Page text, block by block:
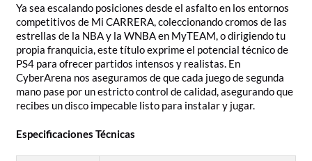
Ya sea escalando posiciones desde el asfalto en los entornos
competitivos de Mi CARRERA, coleccionando cromos de las
estrellas de la NBA y la WNBA en MyTEAM, o dirigiendo tu
propia franquicia, este título exprime el potencial técnico de
PS4 para ofrecer partidos intensos y realistas. En
CyberArena nos aseguramos de que cada juego de segunda
mano pase por un estricto control de calidad, asegurando que
recibes un disco impecable listo para instalar y jugar.
Especificaciones Técnicas